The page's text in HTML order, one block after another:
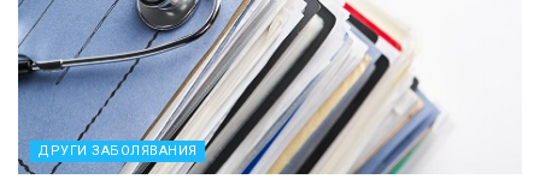
ДРУГИ ЗАБОЛЯВАНИЯ